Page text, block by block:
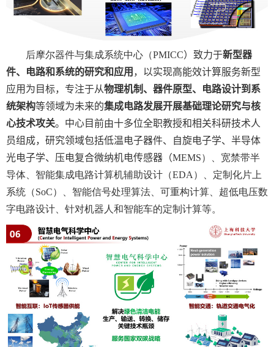
后摩尔器件与集成系统中心（PMICC）致力于新型器
件、电路和系统的研究和应用 ，以实现高能效计算服务新型
应用为目标，专注于从物理机制、器件原型、电路设计到系
统架构等领域为未来的集成电路发展开展基础理论研究与核
心技术攻关。中心目前由十多位全职教授和相关科研技术人
员组成，研究领域包括低温电子器件、自旋电子学、半导体
光电子学、压电复合微纳机电传感器（MEMS）、宽禁带半
导体、智能集成电路计算机辅助设计（EDA ）、定制化片上
系统（SoC）、智能信号处理算法、可重构计算、超低电压数
字电路设计、针对机器人和智能车的定制计算等。